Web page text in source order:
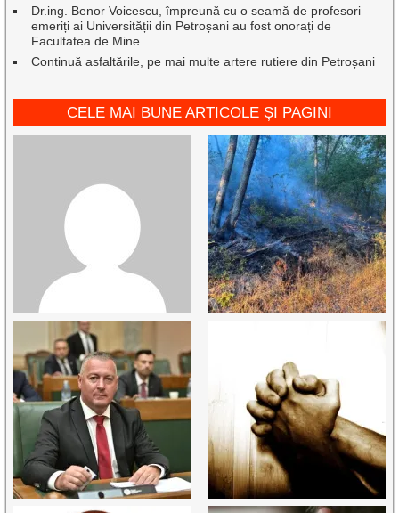
Dr.ing. Benor Voicescu, împreună cu o seamă de profesori
emeriți ai Universității din Petroșani au fost onorați de
Facultatea de Mine
Continuă asfaltările, pe mai multe artere rutiere din Petroșani
CELE MAI BUNE ARTICOLE ȘI PAGINI